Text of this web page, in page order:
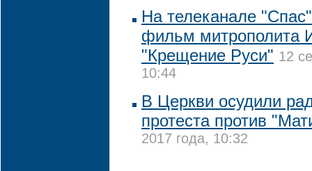
На телеканале
фильм митрополита
"Крещение Руси" 12
10:44
В Церкви осудили
протеста против
2017 года, 10:32